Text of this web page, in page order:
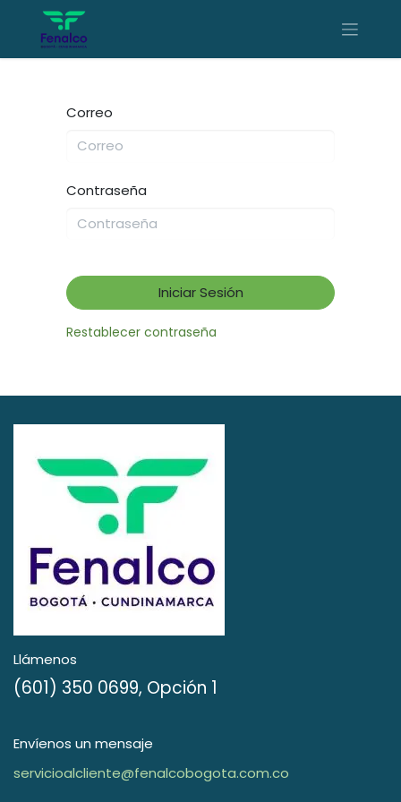
Correo
Contraseña
Iniciar Sesión
Restablecer contraseña
Llámenos
(601) 350 0699, Opción 1
Envíenos un mensaje
servicioalcliente@fenalcobogota.com.co​